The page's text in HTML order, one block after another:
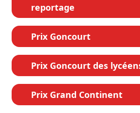
reportage
Prix Goncourt
Prix Goncourt des
Prix Grand Continent